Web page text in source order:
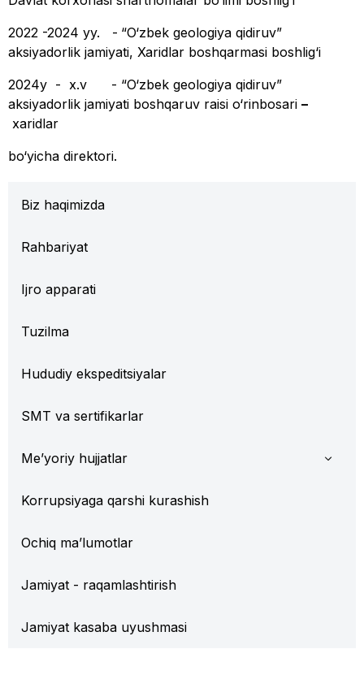
2022 -2024 yy. - “O‘zbek geologiya qidiruv”
aksiyadorlik jamiyati, Xaridlar boshqarmasi boshlig‘i
2024y - x.v - “O‘zbek geologiya qidiruv”
aksiyadorlik jamiyati boshqaruv raisi o‘rinbosari –
xaridlar
bo‘yicha direktori.
Biz haqimizda
Rahbariyat
Ijro apparati
Tuzilma
Hududiy ekspeditsiyalar
SMT va sertifikarlar
Me’yoriy hujjatlar
Korrupsiyaga qarshi kurashish
Ochiq ma’lumotlar
Jamiyat - raqamlashtirish
Jamiyat kasaba uyushmasi